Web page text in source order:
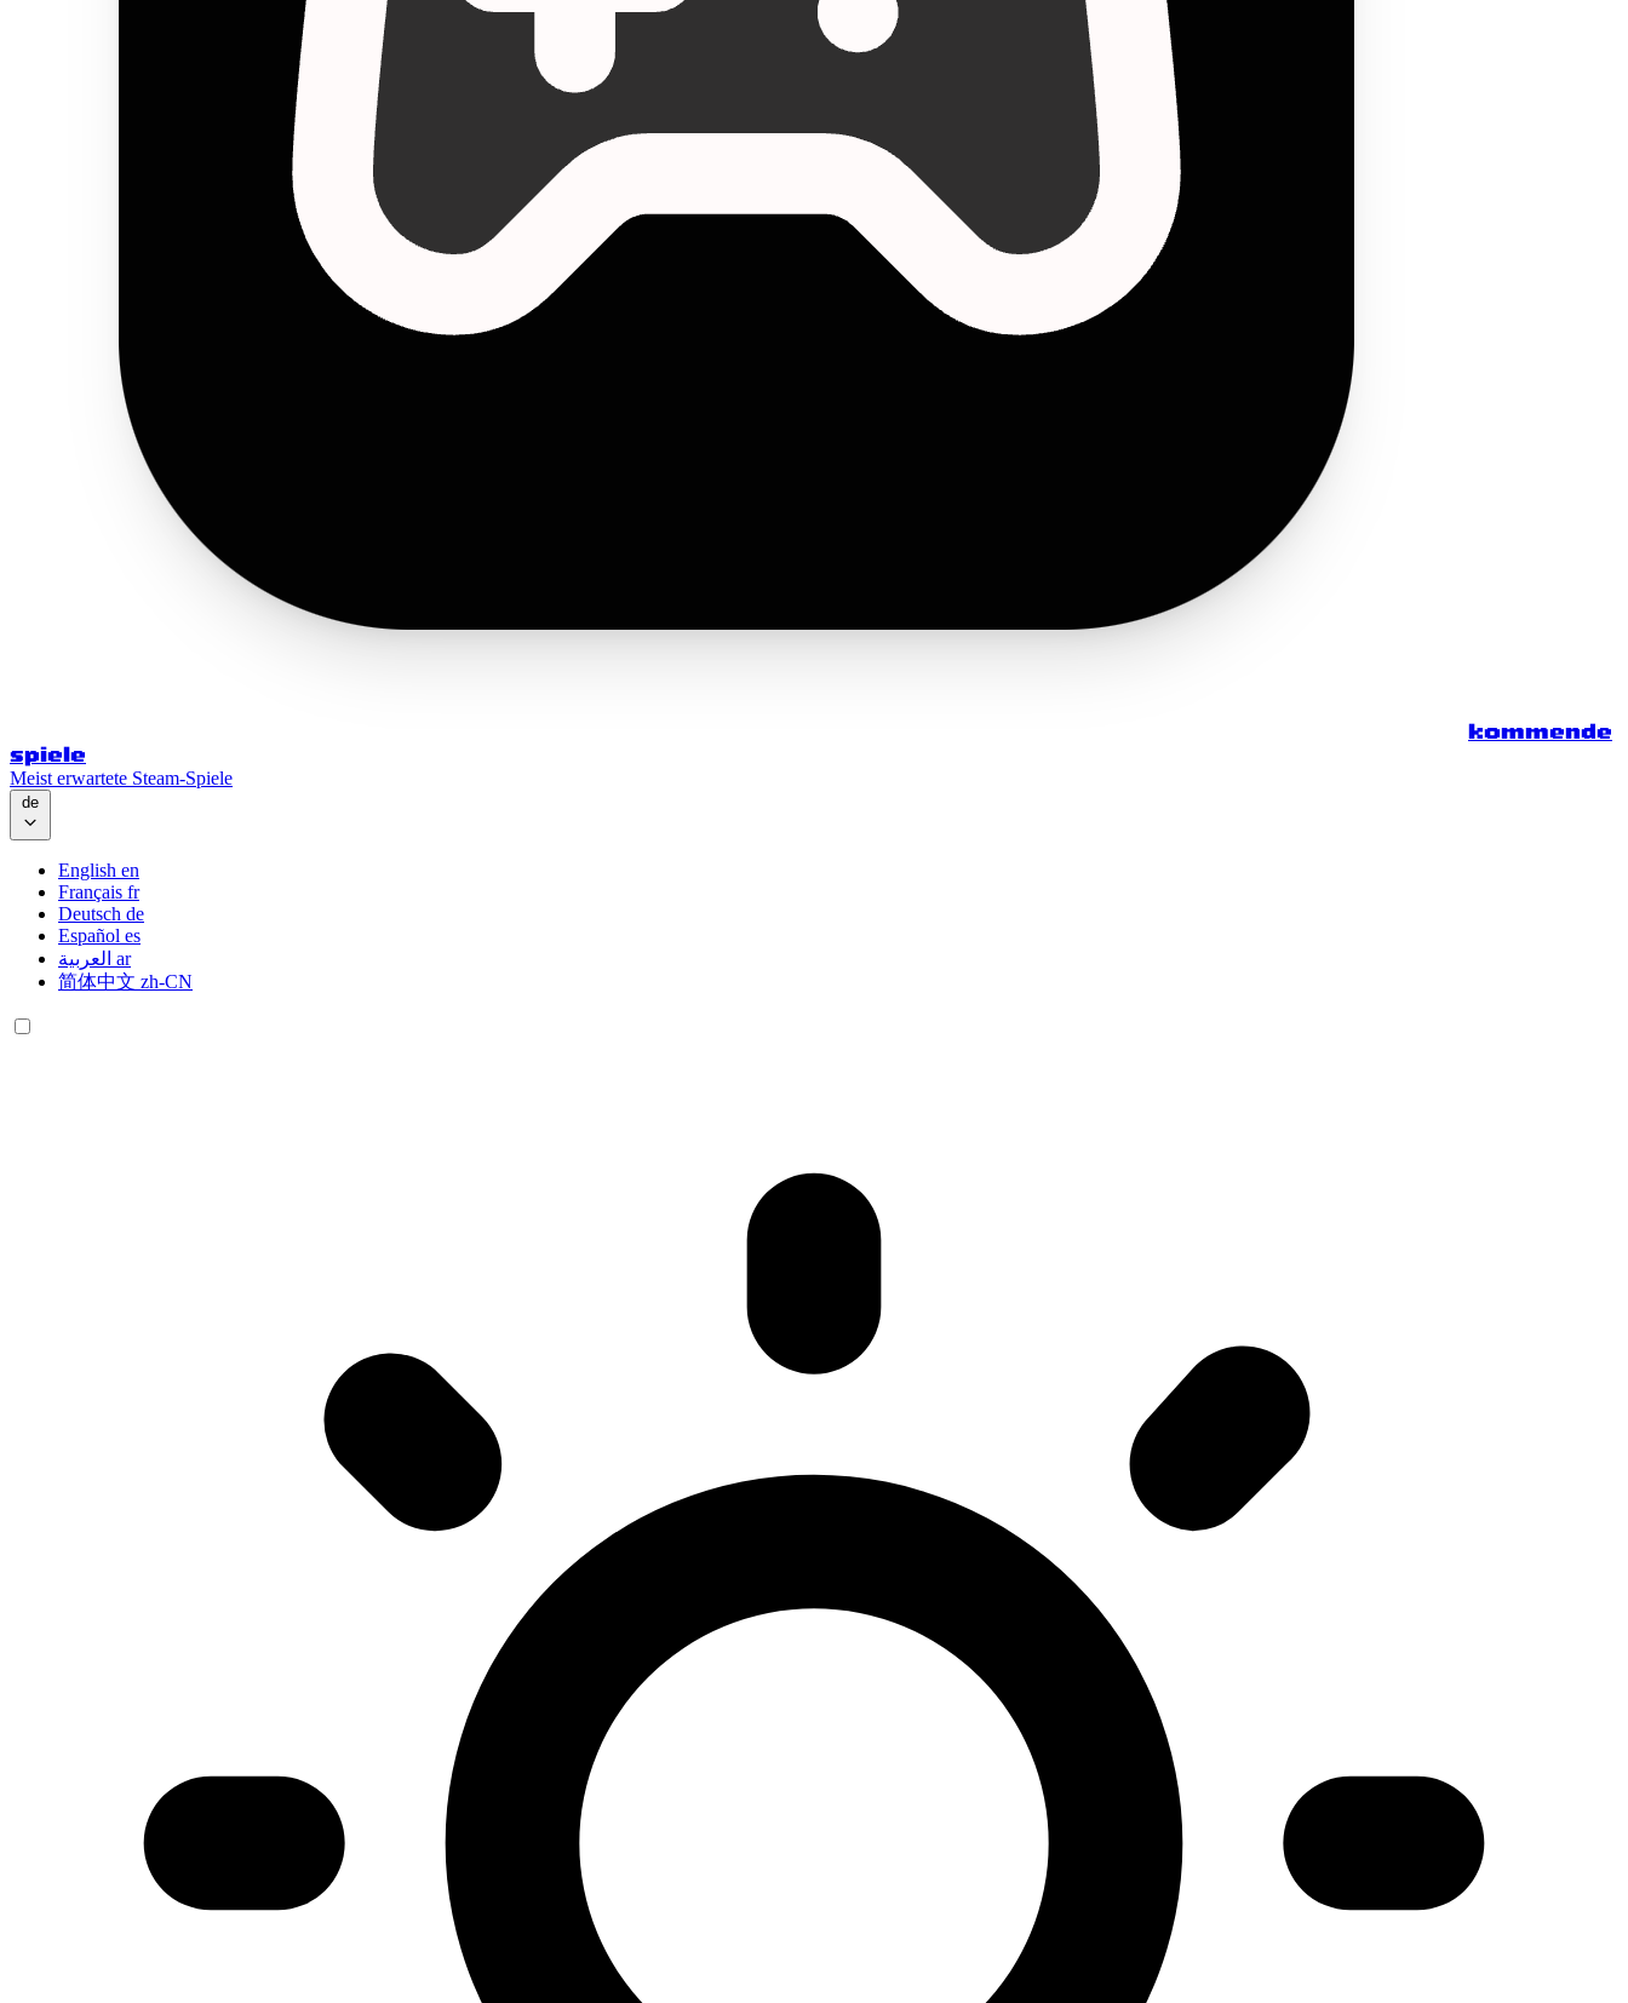
kommende
spiele
Meist erwartete Steam-Spiele
de
English en
Français fr
Deutsch de
Español es
العربية ar
简体中文 zh-CN